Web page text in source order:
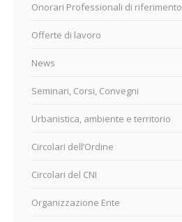
Onorari Professionali di riferimento
Offerte di lavoro
News
Seminari, Corsi, Convegni
Urbanistica, ambiente e territorio
Circolari dell’Ordine
Circolari del CNI
Organizzazione Ente